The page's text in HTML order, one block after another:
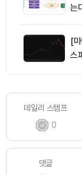
는
[
스
데일리 스탬프
0
댓글